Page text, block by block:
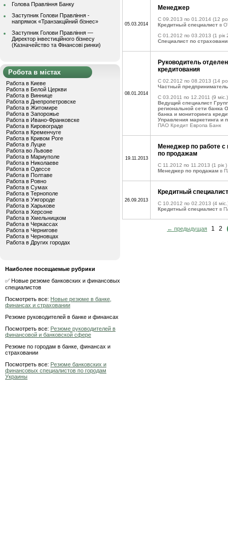
Голова Правління Банку
Заступник Голови Правління -
напрямок «Транзакційний бізнес»
Заступник Голови Правління —
Директор інвестиційного бізнесу
(Казначейство та Фінансові ринки)
Робота в містах
Работа в Киеве
Работа в Белой Церкви
Работа в Виннице
Работа в Днепропетровске
Работа в Житомире
Работа в Запорожье
Работа в Ивано-Франковске
Работа в Кировограде
Работа в Кременчуге
Работа в Кривом Роге
Работа в Луцке
Работа во Львове
Работа в Мариуполе
Работа в Николаеве
Работа в Одессе
Работа в Полтаве
Работа в Ровно
Работа в Сумах
Работа в Тернополе
Работа в Ужгороде
Работа в Харькове
Работа в Херсоне
Работа в Хмельницком
Работа в Черкассах
Работа в Чернигове
Работа в Черновцах
Работа в Других городах
Наиболее посещаемые рубрики
✅ Новые резюме банковских и финансовых
специалистов
Посмотреть все: Новые резюме в банке,
финансах и страховании
Резюме руководителей в банке и финансах
Посмотреть все: Резюме руководителей в
финансовой и банковской сфере
Резюме по городам в банке, финансах и
страховании
Посмотреть все: Резюме банковских и
финансовых специалистов по городам
Украины
05.03.2014
Менеджер
C 09.2013 по 01.2014 (12
Кредитный специалист в
C 01.2012 по 03.2013 (1 рік
Специалист по
08.01.2014
Руководитель
кредитования
C 02.2012 по 08.2013 (14
Частный предприниматель
C 03.2011 по 12.2011 (9 міс.)
Ведущий специалист
региональной сети банка
банка и мониторинга
Управления маркетинга и
ПАО Кредит Европа Банк
19.11.2013
Менеджер по работе
по продажам
C 11.2012 по 11.2013 (1 рік )
Менеджер по продажам в
26.09.2013
Кредитный специалист
C 10.2012 по 02.2013 (4
Кредитный специалист в
← предыдущая 1 2